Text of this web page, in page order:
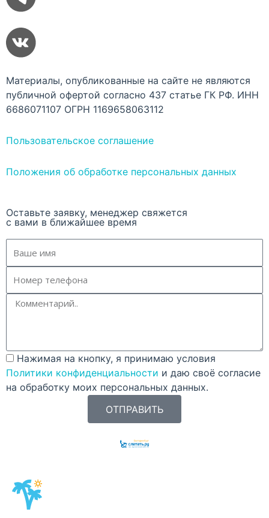
Материалы, опубликованные на сайте не являются
публичной офертой согласно 437 статье ГК РФ. ИНН
6686071107 ОГРН 1169658063112
Пользовательское соглашение
Положения об обработке персональных данных
Оставьте заявку, менеджер свяжется
с вами в ближайшее время
Нажимая на кнопку, я принимаю условия
Политики конфиденциальности и даю своё согласие
на обработку моих персональных данных.
ОТПРАВИТЬ